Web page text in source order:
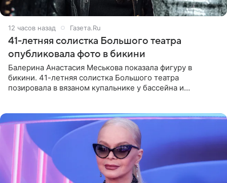
12 часов назад Газета.Ru
41-летняя солистка Большого театра
опубликовала фото в бикини
Балерина Анастасия Меськова показала фигуру в
бикини. 41-летняя солистка Большого театра
позировала в вязаном купальнике у бассейна и